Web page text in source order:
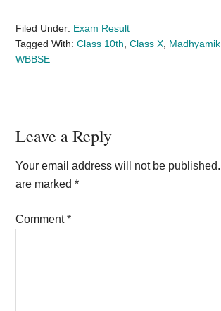
Filed Under: Exam Result
Tagged With:Class 10th ,Class X Madhyamik
WBBSE
Reader
Interactions
Leave a Reply
Your email address will not be published.
are marked*
Comment*